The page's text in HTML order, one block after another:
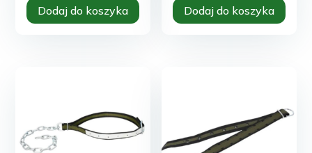
Dodaj do koszyka Dodaj do koszyka